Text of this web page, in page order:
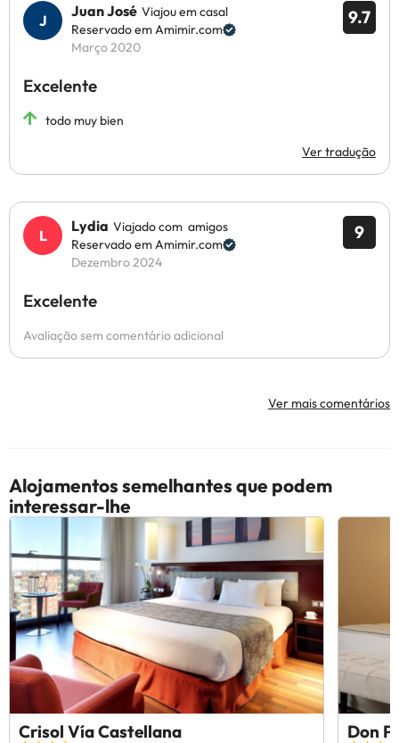
9.7
Juan José Viajou em casal
Reservado em Amimir.com
Março 2020
Excelente
todo muy bien
Ver tradução
9
Lydia Viajado com amigos
Reservado em Amimir.com
Dezembro 2024
Excelente
Avaliação sem comentário adicional
Ver mais comentários
Alojamentos semelhantes que podem
interessar-lhe
Crisol Vía Castellana Don